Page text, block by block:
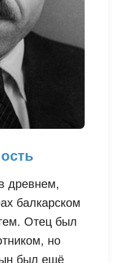
древнем,
балкарском
Отец был
но
был ещё